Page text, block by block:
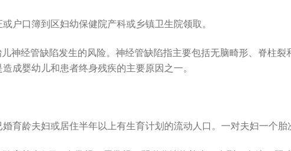
户口簿到区妇幼保健院产科或乡镇卫生院领取。
神经管缺陷发生的风险。神经管缺陷指主要包括无脑畸形、脊柱
成婴幼儿和患者终身残疾的主要原因之一。
育龄夫妇或居住半年以上有生育计划的流动人口。一对夫妇一个胎